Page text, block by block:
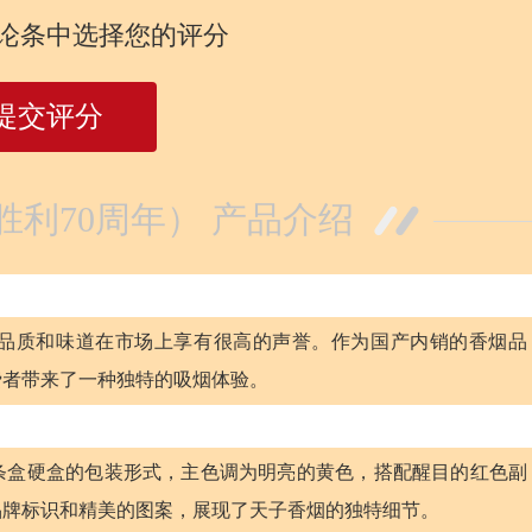
条中选择您的评分
交评分
利70周年） 产品介绍
质和味道在市场上享有很高的声誉。作为国产内销的香烟品
带来了一种独特的吸烟体验。
硬盒的包装形式，主色调为明亮的黄色，搭配醒目的红色副
标识和精美的图案，展现了天子香烟的独特细节。